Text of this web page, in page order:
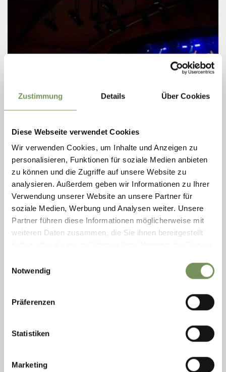
Zustimmung Details Über Cookies
Diese Webseite verwendet Cookies
Wir verwenden Cookies, um Inhalte und Anzeigen zu
personalisieren, Funktionen für soziale Medien anbieten
zu können und die Zugriffe auf unsere Website zu
analysieren. Außerdem geben wir Informationen zu Ihrer
Verwendung unserer Website an unsere Partner für
soziale Medien, Werbung und Analysen weiter. Unsere
Partner führen diese Informationen möglicherweise mit
weiteren Daten zusammen, die Sie ihnen bereitgestellt
Notwendig
Präferenzen
Statistiken
Marketing
Sonntag
09
Aug
Dorf Tirol
ST. GEORGEN-EXPRESS: KONZERT DER
MUSIKAPELLE ST. GEORGEN
Die Musikkapelle St. Georgen lädt Sie zu einer musikalischen
Weltreise ein! Steigen Sie ein in den St. Georgen-Express, lehnen
Sie sich zurück und genießen Sie die Vielfalt der Kulturen und